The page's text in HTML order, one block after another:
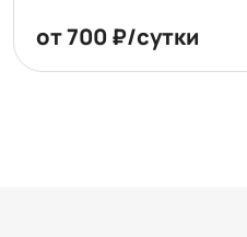
или насладиться SPA-процедурами. В
можете подготовить
арендовать помещения для
от 700 ₽/сутки